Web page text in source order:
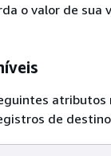
o valor de sua
atributos
de